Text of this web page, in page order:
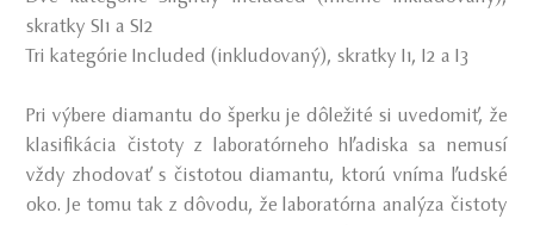
skratky SI1 a SI2
Tri kategórie Included (inkludovaný), skratky I1, I2 a I3
Pri výbere diamantu do šperku je dôležité si uvedomiť, že
klasifikácia čistoty z laboratórneho hľadiska sa nemusí
vždy zhodovať s čistotou diamantu, ktorú vníma ľudské
oko. Je tomu tak z dôvodu, že laboratórna analýza čistoty